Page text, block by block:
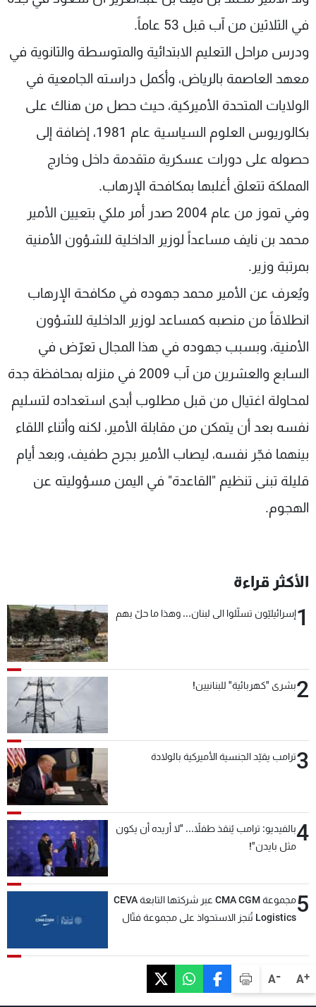
A+
A-
في الثلاثين من آب قبل 53 عاماً.
ودرس مراحل التعليم الابتدائية والمتوسطة والثانوية في
معهد العاصمة بالرياض، وأكمل دراسته الجامعية في
الولايات المتحدة الأميركية، حيث حصل من هناك على
بكالوريوس العلوم السياسية عام 1981، إضافة إلى
حصوله على دورات عسكرية متقدمة داخل وخارج
المملكة تتعلق أغلبها بمكافحة الإرهاب.
وفي تموز من عام 2004 صدر أمر ملكي بتعيين الأمير
محمد بن نايف مساعداً لوزير الداخلية للشؤون الأمنية
بمرتبة وزير.
ويُعرف عن الأمير محمد جهوده في مكافحة الإرهاب
انطلاقاً من منصبه كمساعد لوزير الداخلية للشؤون
الأمنية، وبسبب جهوده في هذا المجال تعرّض في
السابع والعشرين من آب 2009 في منزله بمحافظة جدة
لمحاولة اغتيال من قبل مطلوب أبدى استعداده لتسليم
نفسه بعد أن يتمكن من مقابلة الأمير، لكنه وأثناء اللقاء
بينهما فجّر نفسه، ليصاب الأمير بجرح طفيف، وبعد أيام
قليلة تبنى تنظيم "القاعدة" في اليمن مسؤوليته عن
الهجوم.
الأكثر قراءة
1إسرائيليّون تسلّلوا الى لبنان... وهذا ما حلّ بهم
2بشرى "كهربائية" للبنانيين!
3ترامب يقيّد الجنسية الأميركية بالولادة
4بالفيديو: ترامب يُنقذ طفلاً... "لا أريده أن يكون
مثل بايدن"!
5
مجموعة CMA CGM عبر شركتها التابعة CEVA
Logistics تُنجز الاستحواذ على مجموعة فتّال